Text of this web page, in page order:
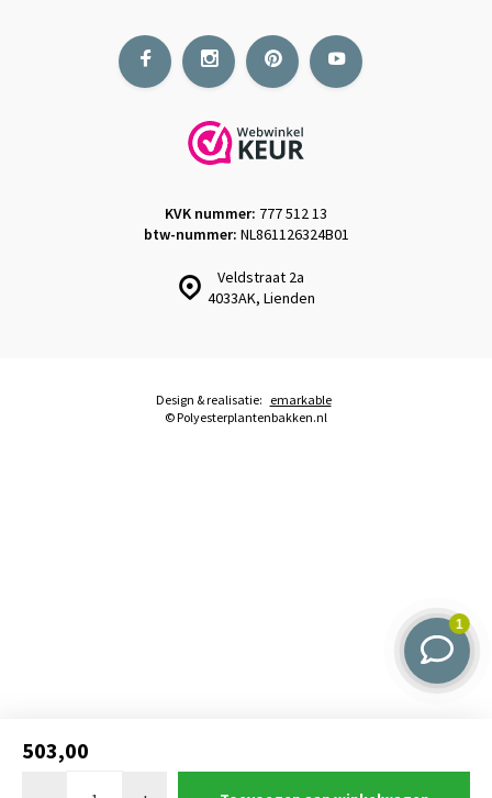
503,00
Veldstraat 2a
4033AK, Lienden
KVK nummer: 777 512 13
btw-nummer: NL861126324B01
© Polyesterplantenbakken.nl
Design & realisatie: emarkable